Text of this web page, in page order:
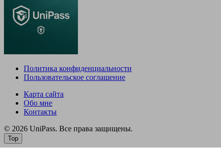
Политика конфиденциальности
Пользовательское соглашение
Карта сайта
Обо мне
Контакты
© 2026 UniPass. Все права защищены.
Top